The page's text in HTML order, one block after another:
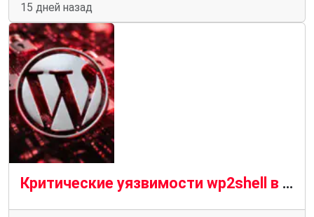
15 дней назад
Критические уязвимости wp2shell в WordPress используются для установки веб-оболочек.